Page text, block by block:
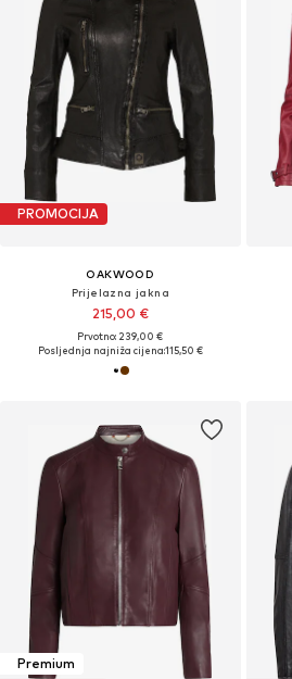
PROMOCIJA
OAKWOOD
Prijelazna jakna
215,00 €
Prvotno: 239,00 €
Posljednja najniža cijena:115,50 €
Premium